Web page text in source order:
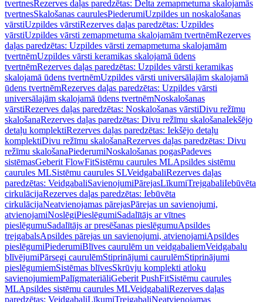
tvertnesRezerves daļas paredzētas: Delta zemapmetuma skalojamās
tvertnesSkalošanas caurulesPiederumiUzpildes un noskalošanas
vārstiUzpildes vārstiRezerves daļas paredzētas: Uzpildes
vārstiUzpildes vārsti zemapmetuma skalojamām tvertnēmRezerves
daļas paredzētas: Uzpildes vārsti zemapmetuma skalojamām
tvertnēmUzpildes vārsti keramikas skalojamā ūdens
tvertnēmRezerves daļas paredzētas: Uzpildes vārsti keramikas
skalojamā ūdens tvertnēmUzpildes vārsti universālajām skalojamā
ūdens tvertnēmRezerves daļas paredzētas: Uzpildes vārsti
universālajām skalojamā ūdens tvertnēmNoskalošanas
vārstiRezerves daļas paredzētas: Noskalošanas vārstiDivu režīmu
skalošanaRezerves daļas paredzētas: Divu režīmu skalošanaIekšējo
detaļu komplektiRezerves daļas paredzētas: Iekšējo detaļu
komplektiDivu režīmu skalošanaRezerves daļas paredzētas: Divu
režīmu skalošanaPiederumiNoskalošanas pogasPadeves
sistēmasGeberit FlowFitSistēmu caurules MLApsildes sistēmu
caurules MLSistēmu caurules SLVeidgabaliRezerves daļas
paredzētas: VeidgabaliSavienojumiPārejasLīkumiTrejgabaliIebūvēta
cirkulācijaRezerves daļas paredzētas: Iebūvēta
cirkulācijaNeatvienojamas pārejasPārejas un savienojumi,
atvienojamiNoslēgiPieslēgumiSadalītājs ar vītnes
pieslēgumuSadalītājs ar presēšanas pieslēgumuApsildes
trejgabalsApsildes pārejas un savienojumi, atvienojamiApsildes
pieslēgumiPiederumiBlīves caurulēm un veidgabaliemVeidgabalu
blīvējumiPārsegi caurulēmStiprinājumi caurulēmStiprinājumi
pieslēgumiemSistēmas blīvesSkrūvju komplekti atloku
savienojumiemPalīgmateriāliGeberit PushFitSistēmu caurules
MLApsildes sistēmu caurules MLVeidgabaliRezerves daļas
paredzētas: VeidgabaliLīkumiTrejgabaliNeatvienojamas